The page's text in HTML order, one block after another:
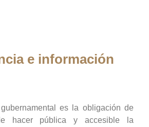
e información
es la obligación de
hacer pública y accesible la